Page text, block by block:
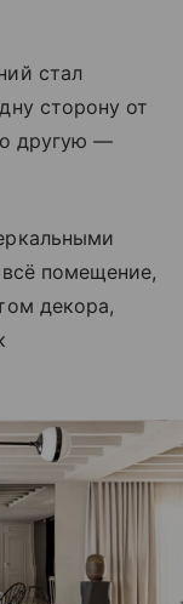
стал
сторону от
другую —
помещение,
декора,